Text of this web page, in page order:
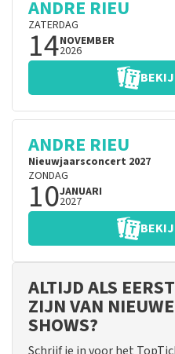
ANDRE RIEU
ZATERDAG
14NOVEMBER
2026
ANDRE RIEU
Nieuwjaarsconcert 2027
ZONDAG
10JANUARI
2027
ALTIJD ALS
ZIJN VAN
SHOWS?